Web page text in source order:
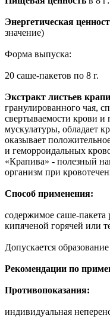
Энергетическая
значение)
Форма выпуска:
20 саше-пакетов по 8 г.
Экстракт листьев
гранулированного чая,
свертываемости крови
мускулатуры, обладает
оказывает
и геморроидальных
«Крапива» - полезный
организм при
Способ применения:
содержимое саше-пакета
кипяченой горячей или
Допускается
Рекомендации по
Противопоказания:
индивидуальная